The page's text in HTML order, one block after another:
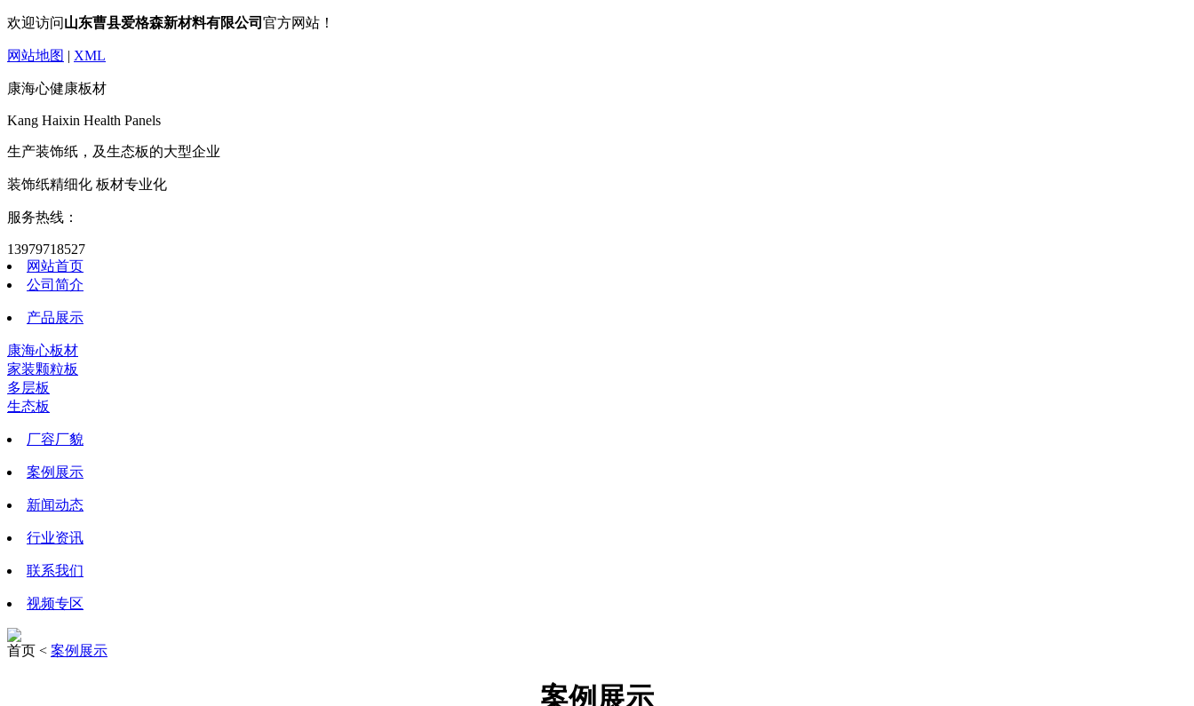
欢迎访问山东曹县爱格森新材料有限公司 官方网站！
网站地图 | XML
康海心健康板材
Kang Haixin Health Panels
生产装饰纸，及生态板的大型企业
装饰纸精细化 板材专业化
服务热线：
13979718527
网站首页
公司简介
产品展示
康海心板材
家装颗粒板
多层板
生态板
厂容厂貌
案例展示
新闻动态
行业资讯
联系我们
视频专区
首页 < 案例展示
案例展示